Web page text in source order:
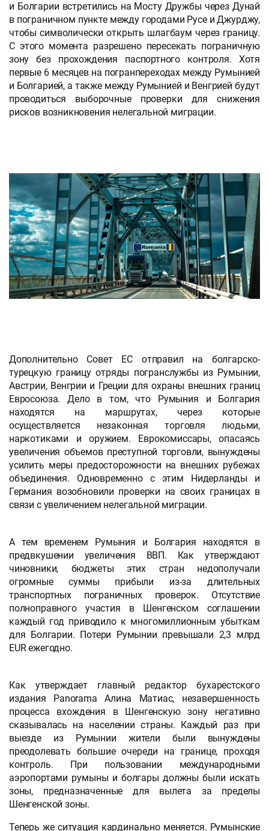
и Болгарии встретились на Мосту Дружбы через Дунай
в пограничном пункте между городами Русе и Джурджу,
чтобы символически открыть шлагбаум через границу.
С этого момента разрешено пересекать пограничную
зону без прохождения паспортного контроля. Хотя
первые 6 месяцев на погранпереходах между Румынией
и Болгарией, а также между Румынией и Венгрией будут
проводиться выборочные проверки для снижения
рисков возникновения нелегальной миграции.
Дополнительно Совет ЕС отправил на болгарско-
турецкую границу отряды погранслужбы из Румынии,
Австрии, Венгрии и Греции для охраны внешних границ
Евросоюза. Дело в том, что Румыния и Болгария
находятся на маршрутах, через которые
осуществляется незаконная торговля людьми,
наркотиками и оружием. Еврокомиссары, опасаясь
увеличения объемов преступной торговли, вынуждены
усилить меры предосторожности на внешних рубежах
объединения. Одновременно с этим Нидерланды и
Германия возобновили проверки на своих границах в
связи с увеличением нелегальной миграции.
А тем временем Румыния и Болгария находятся в
предвкушении увеличения ВВП. Как утверждают
чиновники, бюджеты этих стран недополучали
огромные суммы прибыли из-за длительных
транспортных пограничных проверок. Отсутствие
полноправного участия в Шенгенском соглашении
каждый год приводило к многомиллионным убыткам
для Болгарии. Потери Румынии превышали 2,3 млрд
EUR ежегодно.
Как утверждает главный редактор бухарестского
издания Panorama Алина Матиас, незавершенность
процесса вхождения в Шенгенскую зону негативно
сказывалась на населении страны. Каждый раз при
выезде из Румынии жители были вынуждены
преодолевать большие очереди на границе, проходя
контроль. При пользовании международными
аэропортами румыны и болгары должны были искать
зоны, предназначенные для вылета за пределы
Шенгенской зоны.
Теперь же ситуация кардинально меняется. Румынские